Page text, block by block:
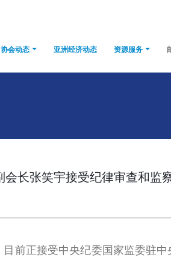
协会动态 亚洲经济动态 资源服务
会长张笑宇接受纪律审查和监
前正接受中央纪委国家监委驻中